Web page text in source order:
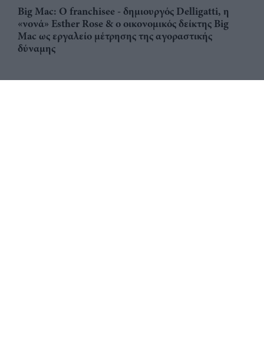
Big Mac: Ο franchisee - δημιουργός Delligatti, η
«νονά» Esther Rose & ο οικονομικός δείκτης Big
Mac ως εργαλείο μέτρησης της αγοραστικής
δύναμης